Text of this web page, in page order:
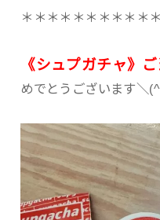
＊＊＊＊＊＊＊＊＊＊
《シュプガチャ》
めでとうございます＼